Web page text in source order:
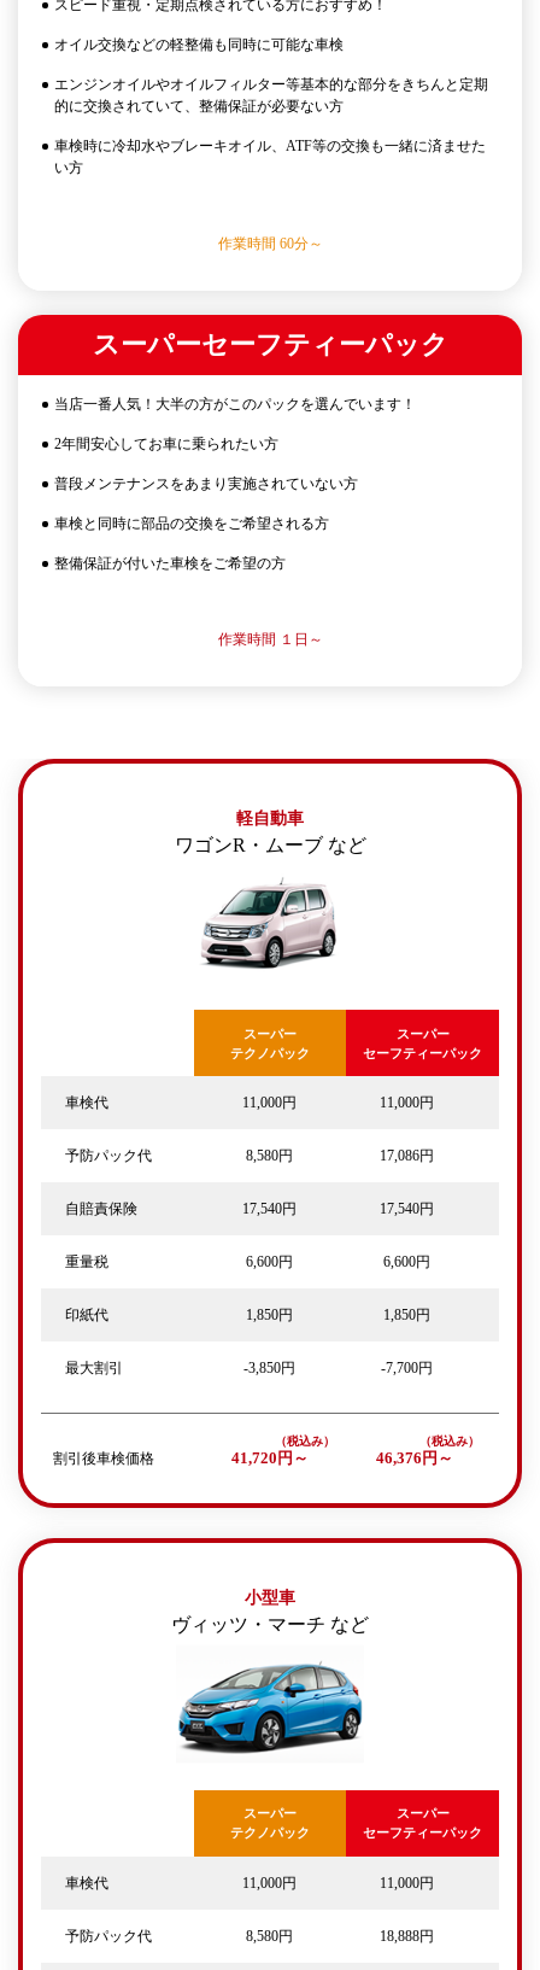
スピード重視・定期点検されている方におすすめ！
オイル交換などの軽整備も同時に可能な車検
エンジンオイルやオイルフィルター等基本的な部分をきちんと定期
的に交換されていて、整備保証が必要ない方
車検時に冷却水やブレーキオイル、ATF等の交換も一緒に済ませた
い方
作業時間 60分～
スーパーセーフティーパック
当店一番人気！大半の方がこのパックを選んでいます！
2年間安心してお車に乗られたい方
普段メンテナンスをあまり実施されていない方
車検と同時に部品の交換をご希望される方
整備保証が付いた車検をご希望の方
作業時間 １日～
軽自動車
ワゴンR・ムーブ など
スーパー
テクノパック
スーパー
セーフティーパック
車検代 11,000円 11,000円
予防パック代 8,580円 17,086円
自賠責保険 17,540円 17,540円
重量税 6,600円 6,600円
印紙代 1,850円 1,850円
最大割引 -3,850円 -7,700円
割引後車検価格 41,720円～ 46,376円～
小型車
ヴィッツ・マーチ など
スーパー
テクノパック
スーパー
セーフティーパック
車検代 11,000円 11,000円
予防パック代 8,580円 18,888円